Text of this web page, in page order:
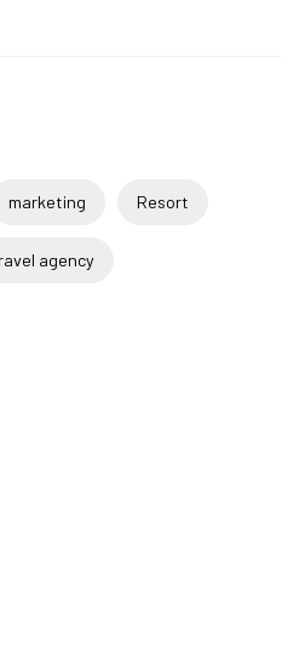
marketing Resort
agency